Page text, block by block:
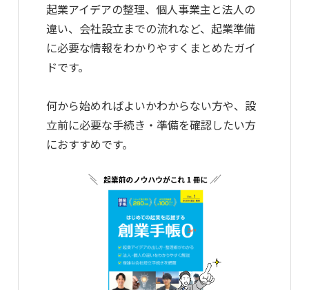
起業アイデアの整理、個人事業主と法人の
違い、会社設立までの流れなど、起業準備
に必要な情報をわかりやすくまとめたガイ
ドです。
何から始めればよいかわからない方や、設
立前に必要な手続き・準備を確認したい方
におすすめです。